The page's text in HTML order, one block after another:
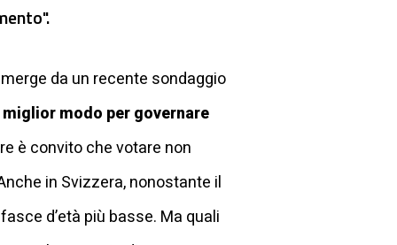
da un recente sondaggio
modo per governare
è convito che votare non
in Svizzera, nonostante il
d’età più basse. Ma quali